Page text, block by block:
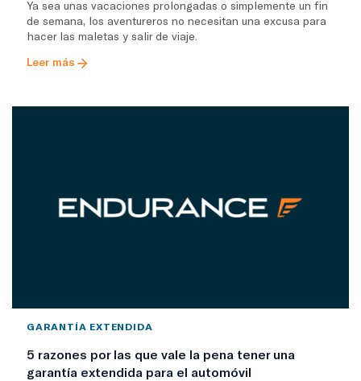
Ya sea unas vacaciones prolongadas o simplemente un fin
de semana, los aventureros no necesitan una excusa para
hacer las maletas y salir de viaje.
Leer más
GARANTÍA EXTENDIDA
5 razones por las que vale la pena tener una
garantía extendida para el automóvil